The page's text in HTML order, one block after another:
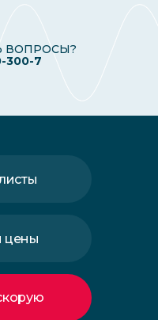
ВОПРОСЫ?
300-7
цены